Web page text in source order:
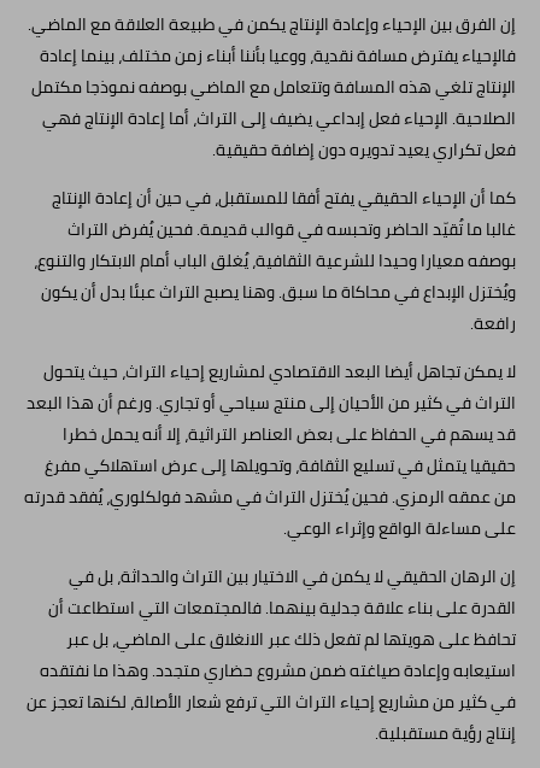
إن الفرق بين الإحياء وإعادة الإنتاج يكمن في طبيعة العلاقة مع الماضي.
فالإحياء يفترض مسافة نقدية، ووعيا بأننا أبناء زمن مختلف، بينما إعادة
الإنتاج تلغي هذه المسافة وتتعامل مع الماضي بوصفه نموذجا مكتمل
الصلاحية. الإحياء فعل إبداعي يضيف إلى التراث، أما إعادة الإنتاج فهي
فعل تكراري يعيد تدويره دون إضافة حقيقية.
كما أن الإحياء الحقيقي يفتح أفقا للمستقبل، في حين أن إعادة الإنتاج
غالبا ما تُقيّد الحاضر وتحبسه في قوالب قديمة. فحين يُفرض التراث
بوصفه معيارا وحيدا للشرعية الثقافية، يُغلق الباب أمام الابتكار والتنوع،
ويُختزل الإبداع في محاكاة ما سبق. وهنا يصبح التراث عبئا بدل أن يكون
رافعة.
لا يمكن تجاهل أيضا البعد الاقتصادي لمشاريع إحياء التراث، حيث يتحول
التراث في كثير من الأحيان إلى منتج سياحي أو تجاري. ورغم أن هذا البعد
قد يسهم في الحفاظ على بعض العناصر التراثية، إلا أنه يحمل خطرا
حقيقيا يتمثل في تسليع الثقافة، وتحويلها إلى عرض استهلاكي مفرغ
من عمقه الرمزي. فحين يُختزل التراث في مشهد فولكلوري، يُفقد قدرته
على مساءلة الواقع وإثراء الوعي.
إن الرهان الحقيقي لا يكمن في الاختيار بين التراث والحداثة، بل في
القدرة على بناء علاقة جدلية بينهما. فالمجتمعات التي استطاعت أن
تحافظ على هويتها لم تفعل ذلك عبر الانغلاق على الماضي، بل عبر
استيعابه وإعادة صياغته ضمن مشروع حضاري متجدد. وهذا ما نفتقده
في كثير من مشاريع إحياء التراث التي ترفع شعار الأصالة، لكنها تعجز عن
إنتاج رؤية مستقبلية.